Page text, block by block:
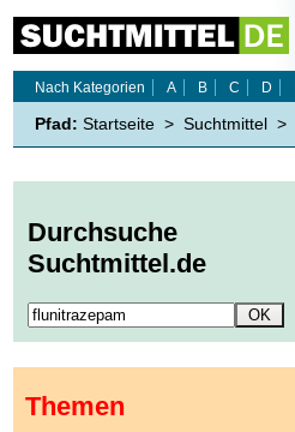
Nach Kategorien
A B C D
Pfad: Startseite > Suchtmittel >
Durchsuche
Suchtmittel.de
Themen